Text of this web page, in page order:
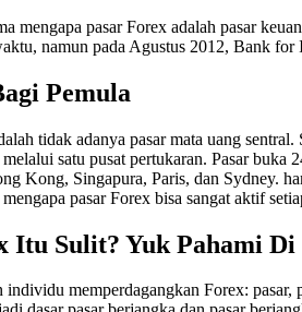
mengapa pasar Forex adalah pasar
namun pada Agustus 2012, Bank
Pemula
tidak adanya pasar mata uang
satu pusat pertukaran. Pasar
Kong, Singapura, Paris, dan Sydney.
pasar Forex bisa sangat aktif
Itu Sulit? Yuk Pahami Di
individu memperdagangkan Forex: